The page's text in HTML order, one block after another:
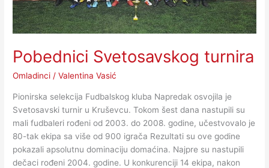
Pobednici Svetosavskog turnira
Omladinci /Valentina Vasić
Pionirska selekcija Fudbalskog kluba Napredak osvojila je
Svetosavski turnir u Kruševcu. Tokom šest dana nastupili su
mali fudbaleri rođeni od 2003. do 2008. godine, učestvovalo je
80-tak ekipa sa više od 900 igrača Rezultati su ove godine
pokazali apsolutnu dominaciju domaćina. Najpre su nastupili
dečaci rođeni 2004. godine. U konkurenciji 14 ekipa, nakon